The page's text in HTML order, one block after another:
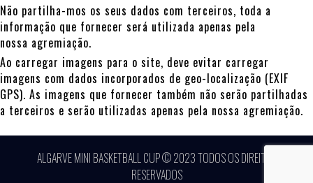
Não partilha-mos os seus dados com terceiros, toda a
informação que fornecer será utilizada apenas pela
nossa agremiação.
Ao carregar imagens para o site, deve evitar carregar
imagens com dados incorporados de geo-localização (EXIF
GPS). As imagens que fornecer também não serão partilhadas
a terceiros e serão utilizadas apenas pela nossa agremiação.
ALGARVE MINI BASKETBALL CUP © 2023 TODOS OS DIREITOS
RESERVADOS